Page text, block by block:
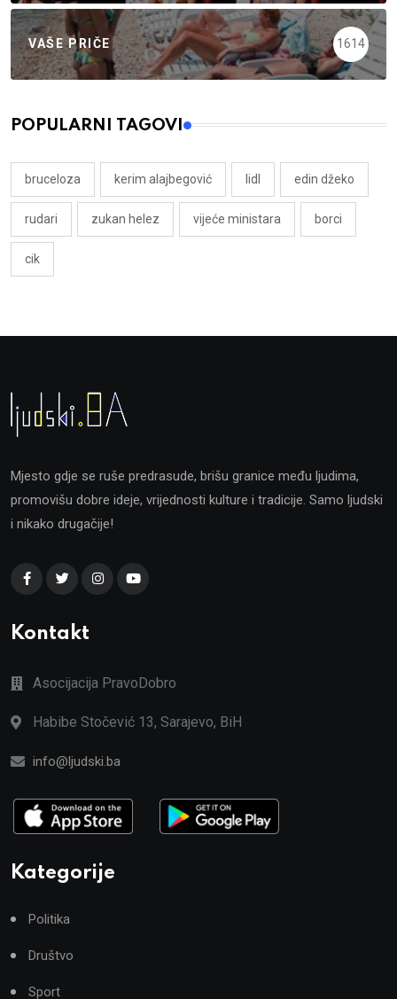
VAŠE PRIČE 1614
POPULARNI TAGOVI
bruceloza kerim alajbegović lidl edin džeko
rudari zukan helez vijeće ministara borci
cik
Mjesto gdje se ruše predrasude, brišu granice među ljudima,
promovišu dobre ideje, vrijednosti kulture i tradicije. Samo ljudski
i nikako drugačije!
Kontakt
Asocijacija PravoDobro
Habibe Stočević 13, Sarajevo, BiH
info@ljudski.ba
Kategorije
Politika
Društvo
Sport